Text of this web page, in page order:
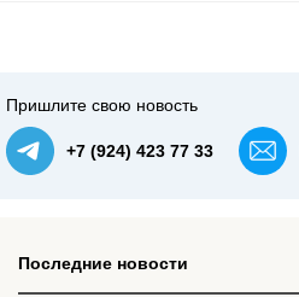
Пришлите свою новость
+7 (924) 423 77 33
Последние новости